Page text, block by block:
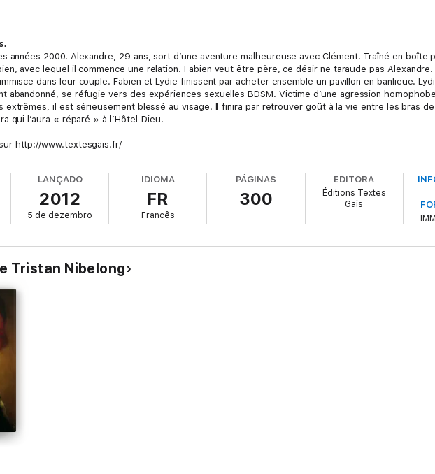
années 2000. Alexandre, 29 ans, sort d’une aventure malheureuse avec Clément. Traîné en boîte
avec lequel il commence une relation. Fabien veut être père, ce désir ne taraude pas
dans leur couple. Fabien et Lydie finissent par acheter ensemble un pavillon en banlieue.
abandonné, se réfugie vers des expériences sexuelles BDSM. Victime d’une agression
extrêmes, il est sérieusement blessé au visage. Il finira par retrouver goût à la vie entre les bras
qui l’aura « réparé » à l’Hôtel-Dieu.
http://www.textesgais.fr/
LANÇADO
2012
5 de dezembro
IDIOMA
FR
Francês
PÁGINAS
300
EDITORA
Éditions Textes
Gais
Tristan Nibelong